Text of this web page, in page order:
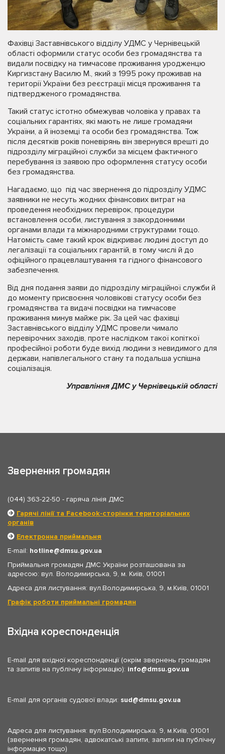
Фахівці Заставнівського відділу УДМС у Чернівецькій
області оформили статус особи без громадянства та
видали посвідку на тимчасове проживання уродженцю
Киргизстану Василю М., який з 1995 року проживав на
території України без реєстрації місця проживання та
підтвердженого громадянства.
Такий статус істотно обмежував чоловіка у правах та
соціальних гарантіях, які мають не лише громадяни
України, а й іноземці та особи без громадянства. Тож
після десятків років поневірянь він звернувся врешті до
підрозділу міграційної служби за місцем фактичного
перебування із заявою про оформлення статусу особи
без громадянства.
Нагадаємо, що під час звернення до підрозділу УДМС
заявники не несуть жодних фінансових витрат на
проведення необхідних перевірок, процедури
встановлення особи, листування з закордонними
органами влади та міжнародними структурами тощо.
Натомість саме такий крок відкриває людині доступ до
легалізації та соціальних гарантій, в тому числі й до
офіційного працевлаштування та гідного фінансового
забезпечення.
Від дня подання заяви до підрозділу міграційної служби й
до моменту присвоєння чоловікові статусу особи без
громадянства та видачі посвідки на тимчасове
проживання минув майже рік. За цей час фахівці
Заставнівського відділу УДМС провели чимало
перевірочних заходів, проте наслідком такої копіткої
професійної роботи буде вихід людини з невидимого для
держави, напівлегального стану та подальша успішна
соціалізація.
Управління ДМС у Чернівецькій області
Звернення громадян
(044) 363-22-50 - гаряча лінія ДМС
Гарячі лінії та Facebook-сторінки територіальних
органів
Електронна приймальня
E-mail: hotline
dmsu.gov.ua
Приймальня громадян ДМС України розташована за
адресою: вул. Володимирська, 9, м. Київ, 01001
Адреса для листування: вул.Володимирська, 9, м.Київ, 01001
Графік роботи приймальні громадян
Вхідна кореспонденція
E-mail для вхідної кореспонденції (окрім звернень громадян
та запитів на публічну інформацію): info dmsu.gov.ua
E-mail для органів судової влади: sud dmsu.gov.ua
Адреса для листування: вул.Володимирська, 9, м.Київ, 01001
(звернення громадян, адвокатські запити, запити на публічну
інформацію тощо)